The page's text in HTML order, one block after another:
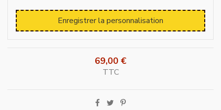
Enregistrer la personnalisation
69,00 €
TTC